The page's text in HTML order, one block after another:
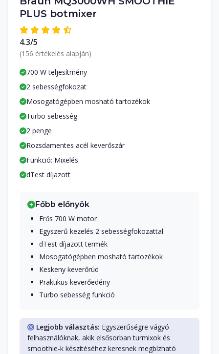
PLUS botmixer
4.3/5
(156 értékelés alapján)
700 W teljesítmény
2 sebességfokozat
Mosogatógépben mosható tartozékok
Turbo sebesség
2 penge
Rozsdamentes acél keverőszár
Funkció: Mixelés
dTest díjazott
Főbb előnyök
Erős 700 W motor
Egyszerű kezelés 2 sebességfokozattal
dTest díjazott termék
Mosogatógépben mosható tartozékok
Keskeny keverőrúd
Praktikus keverőedény
Turbo sebesség funkció
Legjobb választás: Egyszerűségre vágyó
felhasználóknak, akik elsősorban turmixok és
smoothie-k készítéséhez keresnek megbízható